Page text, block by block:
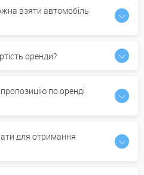
взяти автомобіль
оренди?
по оренді
для отримання